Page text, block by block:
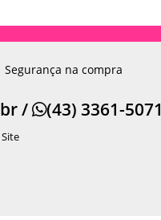
Segurança na compra
/ (43) 3361-5071